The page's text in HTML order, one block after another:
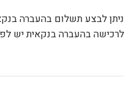
ניתן לבצע תשלום בהעברה
לרכישה בהעברה בנקאית יש